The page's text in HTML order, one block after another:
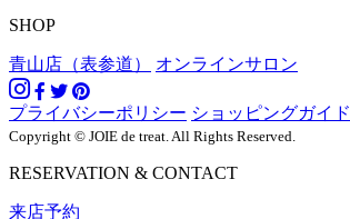
SHOP
青山店（表参道） オンラインサロン
プライバシーポリシー ショッピングガイド
Copyright © JOIE de treat. All Rights Reserved.
RESERVATION & CONTACT
来店予約